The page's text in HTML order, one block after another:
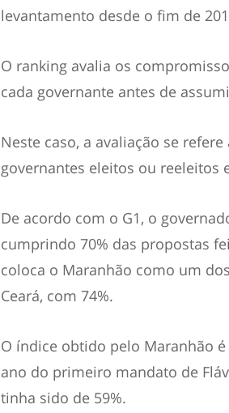
levantamento desde o fim de
O ranking avalia os
cada governante antes de
Neste caso, a avaliação se
governantes eleitos ou reeleitos
De acordo com o G1, o
cumprindo 70% das propostas
coloca o Maranhão como um
Ceará, com 74%.
O índice obtido pelo Maranhão
ano do primeiro mandato de
tinha sido de 59%.